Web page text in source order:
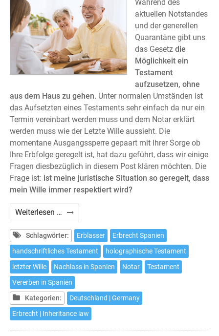
Während des
aktuellen Notstandes
und der generellen
Quarantäne gibt uns
das Gesetz die
Möglichkeit ein
Testament
aufzusetzen, ohne
aus dem Haus zu gehen. Unter normalen Umständen ist
das Aufsetzten eines Testaments sehr einfach da nur ein
Termin vereinbart werden muss und dem Notar erklärt
werden muss wie der Letzte Wille aussieht. Die
momentane Ausgangssperre gepaart mit Ihrer Sorge ob
Ihre Erbfolge geregelt ist, hat dazu geführt, dass wir einige
Fragen diesbezüglich in diesem Post klären möchten. Die
Frage ist: ist meine juristische Situation so geregelt, dass
mein Wille immer respektiert wird?
Weiterlesen … Ein
Testament
aufsetzten,
ohne
aus
dem
Haus
zu
gehen
Schlagwörter: Erblasser
Erbrecht Spanien
handschriftliches Testament
holographische Testament
letzter Wille
Nachlass in Spanien Notar
Testament
Vererben in Spanien
Kategorien:
Deutschland | Germany
Erbrecht | Inheritance law